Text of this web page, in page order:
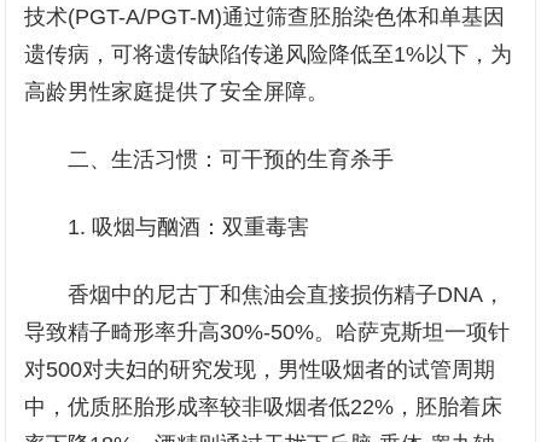
技术(PGT-A/PGT-M)通过筛查胚胎染色体和单基因
遗传病，可将遗传缺陷传递风险降低至1%以下，为
高龄男性家庭提供了安全屏障。
二、生活习惯：可干预的生育杀手
1. 吸烟与酗酒：双重毒害
香烟中的尼古丁和焦油会直接损伤精子DNA，
导致精子畸形率升高30%-50%。哈萨克斯坦一项针
对500对夫妇的研究发现，男性吸烟者的试管周期
中，优质胚胎形成率较非吸烟者低22%，胚胎着床